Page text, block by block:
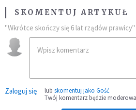
SKOMENTUJ ARTYKUŁ
"Wkrótce skończy się 6 lat rządów prawicy"
Zaloguj się lub skomentuj jako Gość
Twój komentarz będzie